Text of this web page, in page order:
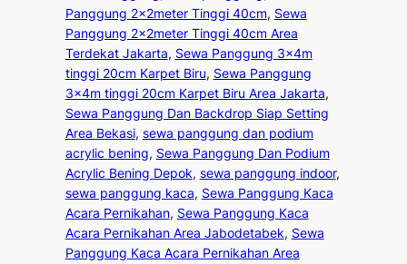
Panggung 2x2meter Tinggi 40cm, Sewa
Panggung 2x2meter Tinggi 40cm Area
Terdekat Jakarta, Sewa Panggung 3x4m
tinggi 20cm Karpet Biru, Sewa Panggung
3x4m tinggi 20cm Karpet Biru Area Jakarta
Sewa Panggung Dan Backdrop Siap Setting
Area Bekasi, sewa panggung dan podium
acrylic bening, Sewa Panggung Dan Podium
Acrylic Bening Depok, sewa panggung indoor
sewa panggung kaca, Sewa Panggung Kaca
Acara Pernikahan, Sewa Panggung Kaca
Acara Pernikahan Area Jabodetabek, Sewa
Panggung Kaca Acara Pernikahan Area